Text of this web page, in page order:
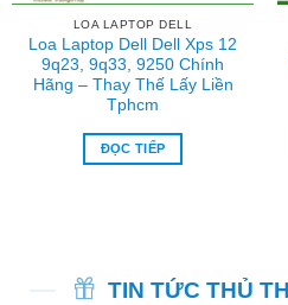
LOA LAPTOP DELL
Loa Laptop Dell Dell Xps 12
9q23, 9q33, 9250 Chính
Hãng – Thay Thế Lấy Liền
Tphcm
ĐỌC TIẾP
TIN TỨC THỦ